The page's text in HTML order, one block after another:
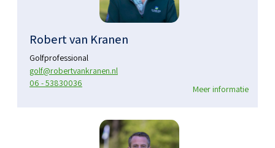
Robert van Kranen
Golfprofessional
golf@robertvankranen.nl
06 - 53830036
Meer informatie